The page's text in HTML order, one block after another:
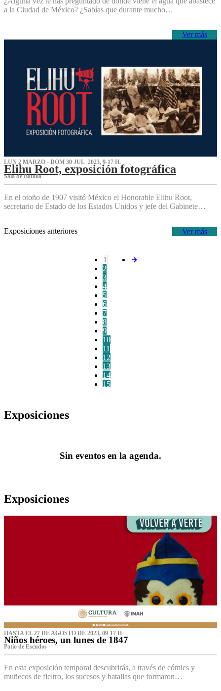
a la Ciudad de México? ¿Sabías que durante mucho…
Ver más
LUN 2 MARZO - DOM 30 JUL 2023, 9-17 H.
Elihu Root, exposición fotográfica
Sala de Batalla
En el otoño de 1907 visitó México el Honorable Elihu Root,
secretario de Estado de los Estados Unidos y jefe del Gabinete…
Ver más
Exposiciones anteriores
1
2
3
4
5
6
7
8
9
10
11
12
13
14
15
Exposiciones
Sin eventos en la agenda.
Exposiciones
HASTA EL 27 DE AGOSTO DE 2023, 09-17 H
Niños héroes, un lunes de 1847
Patio de Escudos
En esta exposición temporal descubrirás, a través de cómics y
muñecos de fieltro, los sucesos y batallas que formaron…